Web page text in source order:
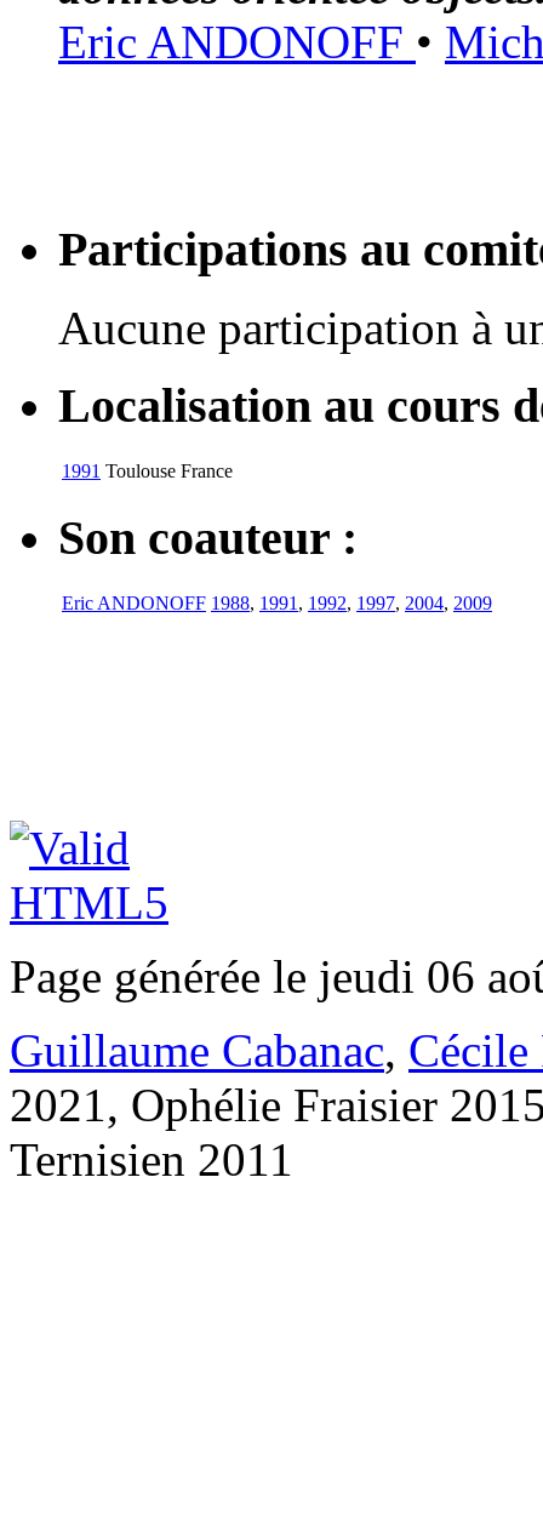
Eric ANDONOFF •
Participations au
Aucune participation à
Localisation au cours
1991 Toulouse France
Son coauteur :
Eric ANDONOFF 1988, 1991 , 1992, 1997, 2004, 2009
Page générée le jeudi 06
Guillaume Cabanac, Cécile
2021, Ophélie Fraisier
Ternisien 2011